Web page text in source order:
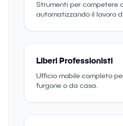
Strumenti per competere
automatizzando il lavoro
Liberi Professionisti
Ufficio mobile completo
furgone o da casa.